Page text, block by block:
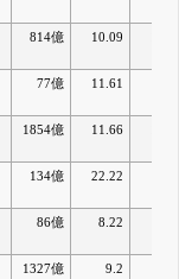
814億 10.09
77億 11.61
1854億 11.66
134億 22.22
86億 8.22
1327億 9.2